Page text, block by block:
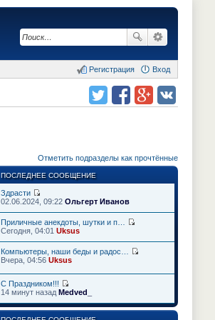
Вход
Регистрация
Отметить подразделы как прочтённые
ПОСЛЕДНЕЕ СООБЩЕНИЕ
Здрасти
П
е
й
т
и
к
о
с
л
е
д
02.06.2024, 09:22 Ольгерт Иванов
Приличные анекдоты, шутки и п…
р
е
т
о
Сегодня, 04:01 Uksus
Компьютеры, наши беды и радос…
р
т
и
Вчера, 04:56 Uksus
С Праздником!!!
П
р
е
14 минут назад Medved_